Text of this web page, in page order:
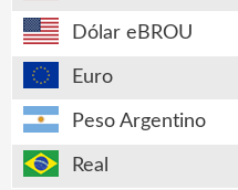
Dólar eBROU
Euro
Peso Argentino
Real